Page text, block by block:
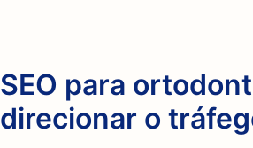
SEO para
direcionar o